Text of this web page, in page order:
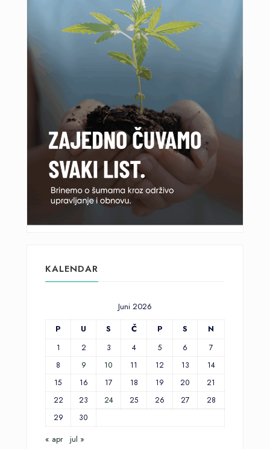
KALENDAR
Juni 2026
P
U S Č P S N
1 2 3 4 5 6
7
8
9 10 11 12 13
14
15
16 17 18 19 20
21
22
23 24 25 26 27
28
29
30
« apr jul »